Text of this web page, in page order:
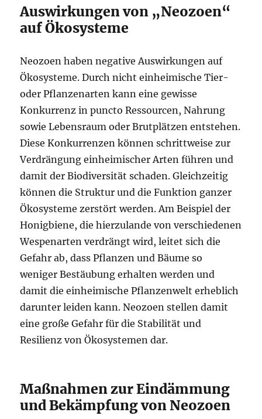
Auswirkungen von „Neozoen“
auf Ökosysteme
Neozoen haben negative Auswirkungen auf
Ökosysteme. Durch nicht einheimische Tier-
oder Pflanzenarten kann eine gewisse
Konkurrenz in puncto Ressourcen, Nahrung
sowie Lebensraum oder Brutplätzen entstehen.
Diese Konkurrenzen können schrittweise zur
Verdrängung einheimischer Arten führen und
damit der Biodiversität schaden. Gleichzeitig
können die Struktur und die Funktion ganzer
Ökosysteme zerstört werden. Am Beispiel der
Honigbiene, die hierzulande von verschiedenen
Wespenarten verdrängt wird, leitet sich die
Gefahr ab, dass Pflanzen und Bäume so
weniger Bestäubung erhalten werden und
damit die einheimische Pflanzenwelt erheblich
darunter leiden kann. Neozoen stellen damit
eine große Gefahr für die Stabilität und
Resilienz von Ökosystemen dar.
Maßnahmen zur Eindämmung
und Bekämpfung von Neozoen